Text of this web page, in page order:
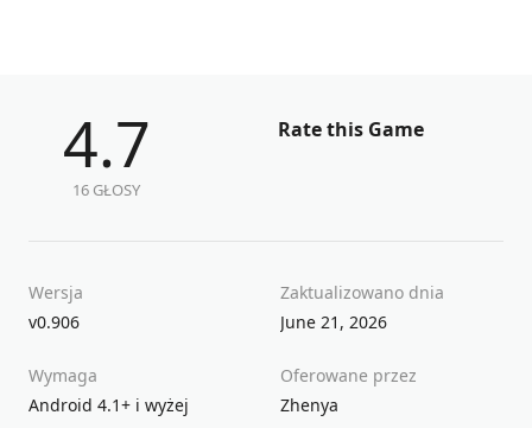
4.7
16 GŁOSY
Rate this Game
Wersja
v0.906
Zaktualizowano dnia
June 21, 2026
Wymaga
Android 4.1+ i wyżej
Oferowane przez
Zhenya